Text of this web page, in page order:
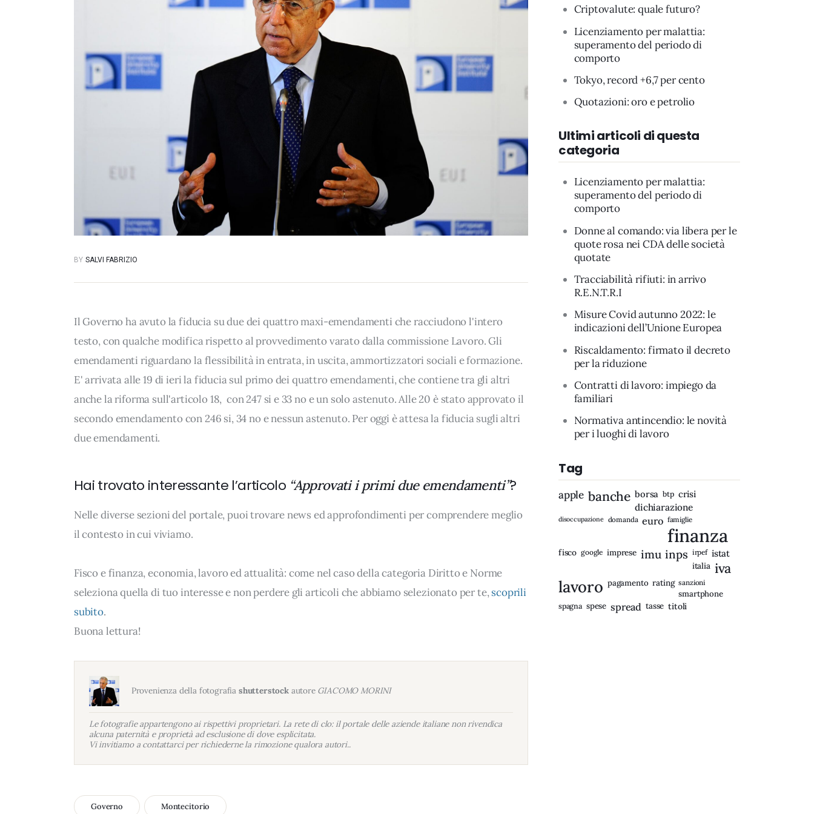
BY SALVI FABRIZIO
Il Governo ha avuto la fiducia su due dei quattro maxi-emendamenti che racciudono l'intero
testo, con qualche modifica rispetto al provvedimento varato dalla commissione Lavoro. Gli
emendamenti riguardano la flessibilità in entrata, in uscita, ammortizzatori sociali e formazione.
E' arrivata alle 19 di ieri la fiducia sul primo dei quattro emendamenti, che contiene tra gli altri
anche la riforma sull'articolo 18, con 247 si e 33 no e un solo astenuto. Alle 20 è stato approvato il
secondo emendamento con 246 si, 34 no e nessun astenuto. Per oggi è attesa la fiducia sugli altri
due emendamenti.
Hai trovato interessante l’articolo “Approvati i primi due emendamenti”?
Nelle diverse sezioni del portale, puoi trovare news ed approfondimenti per comprendere meglio
il contesto in cui viviamo.
Fisco e finanza, economia, lavoro ed attualità: come nel caso della categoria Diritto e Norme
seleziona quella di tuo interesse e non perdere gli articoli che abbiamo selezionato per te,scoprili
subito.
Buona lettura!
Provenienza della fotografia shutterstockautore GIACOMO MORINI
Le fotografie appartengono ai rispettivi proprietari. La rete di clo: il portale delle aziende italiane non rivendica
alcuna paternità e proprietà ad esclusione di dove esplicitata.
Vi invitiamo a contattarci per richiederne la rimozione qualora autori..
Governo Montecitorio
Criptovalute: quale futuro?
Licenziamento per malattia:
superamento del periodo di
comporto
Tokyo, record +6,7 per cento
Quotazioni: oro e petrolio
Ultimi articoli di questa
categoria
Licenziamento per malattia:
superamento del periodo di
comporto
Donne al comando: via libera per le
quote rosa nei CDA delle società
quotate
Tracciabilità rifiuti: in arrivo
R.E.N.T.R.I
Misure Covid autunno 2022: le
indicazioni dell’Unione Europea
Riscaldamento: firmato il decreto
per la riduzione
Contratti di lavoro: impiego da
familiari
Normativa antincendio: le novità
per i luoghi di lavoro
Tag
apple banche borsa btp crisi
dichiarazione
disoccupazione domanda euro famiglie
finanza
fisco google imprese imu inps irpef istat
italia iva
lavoro pagamento rating sanzioni
smartphone
spagna spese spread tasse titoli